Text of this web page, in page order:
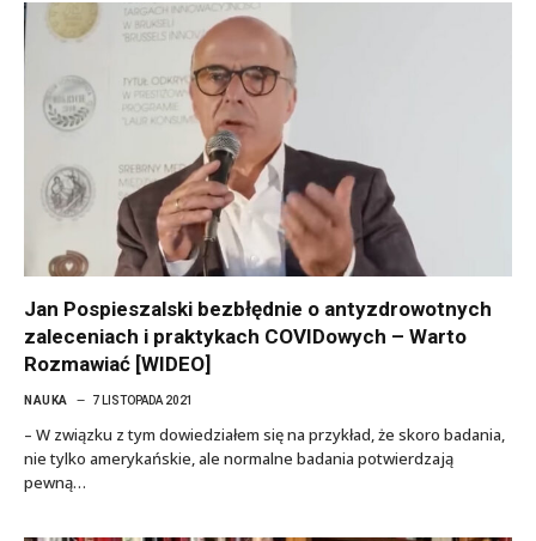
Jan Pospieszalski bezbłędnie o antyzdrowotnych
zaleceniach i praktykach COVIDowych – Warto
Rozmawiać [WIDEO]
NAUKA 7 LISTOPADA 2021
– W związku z tym dowiedziałem się na przykład, że skoro badania,
nie tylko amerykańskie, ale normalne badania potwierdzają
pewną…